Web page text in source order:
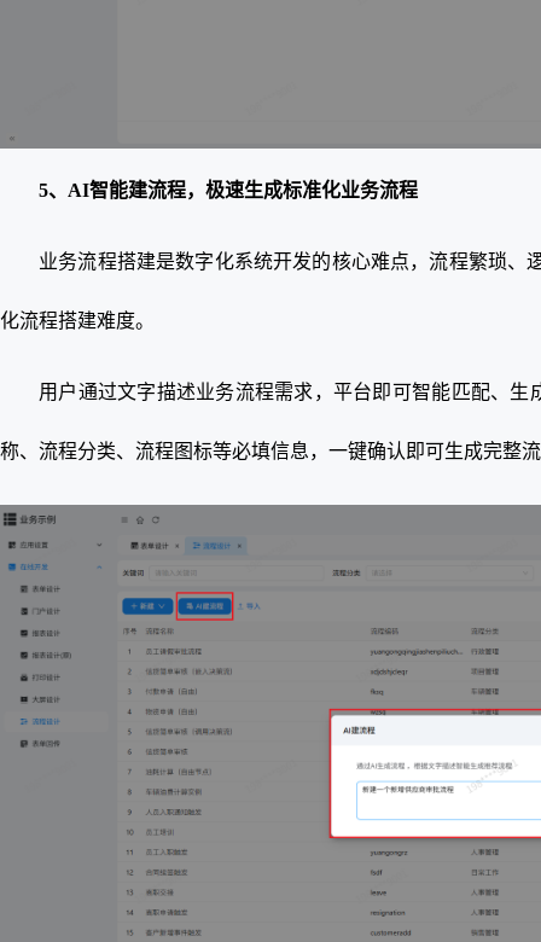
5、AI智能建流程，极速生成标准化业务流程
业务流程搭建是数字化系统开发的核心难点，流程繁琐
化流程搭建难度。
用户通过文字描述业务流程需求，平台即可智能匹配、
称、流程分类、流程图标等必填信息，一键确认即可生成完整